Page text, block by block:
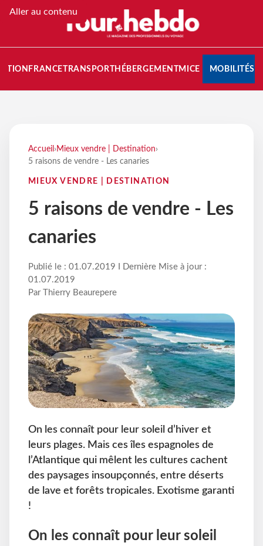
Aller au contenu
FRANCETRANSPORT HÉBERGEMENTMICE MOBILITÉS
Accueil › Mieux vendre | Destination›
5 raisons de vendre - Les canaries
MIEUX VENDRE | DESTINATION
5 raisons de vendre - Les
canaries
Publié le : 01.07.2019 I Dernière Mise à jour :
01.07.2019
Par Thierry Beaurepere
On les connaît pour leur soleil d’hiver et
leurs plages. Mais ces îles espagnoles de
l’Atlantique qui mêlent les cultures cachent
des paysages insoupçonnés, entre déserts
de lave et forêts tropicales. Exotisme garanti
!
On les connaît pour leur soleil